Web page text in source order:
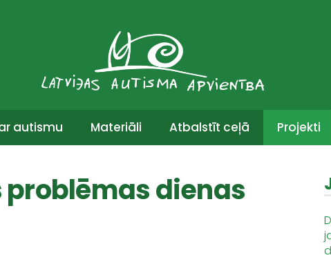
autismu Materiāli Atbalstīt ceļā Projekti
problēmas dienas